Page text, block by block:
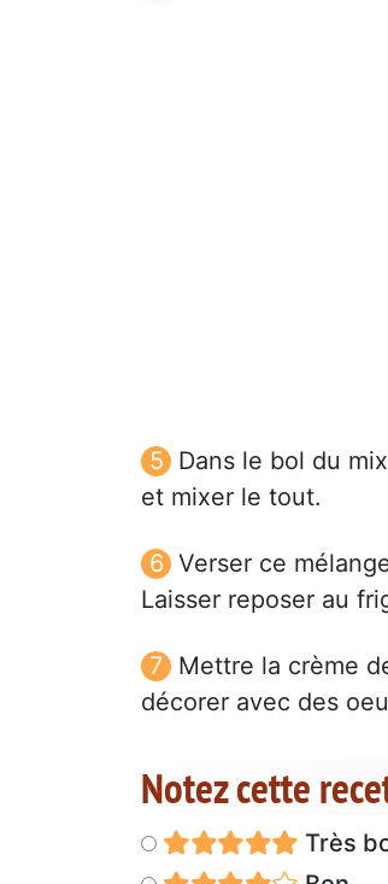
Dans le bol du
et mixer le tout.
Verser ce
Laisser reposer au
Mettre la crème
décorer avec des
Notez cette
Très